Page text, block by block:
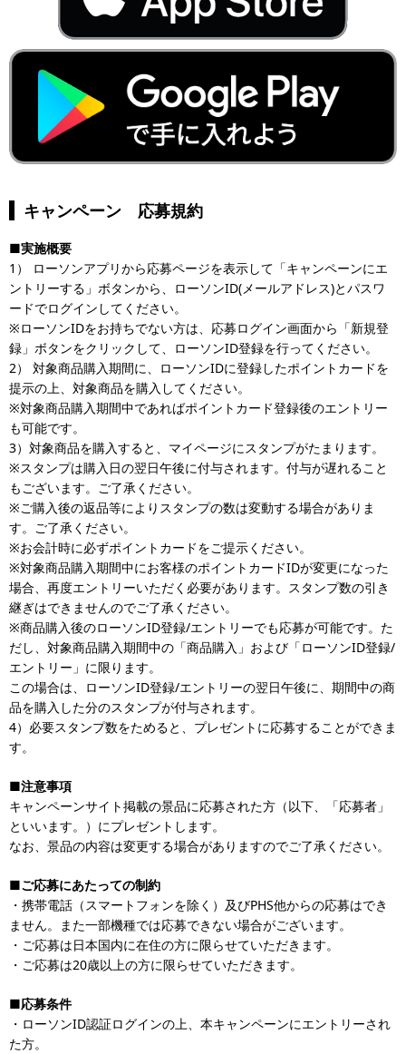
キャンペーン 応募規約
■実施概要
1） ローソンアプリから応募ページを表示して「キャンペーンにエ
ントリーする」ボタンから、ローソンID(メールアドレス)とパスワ
ードでログインしてください。
※ローソンIDをお持ちでない方は、応募ログイン画面から「新規登
録」ボタンをクリックして、ローソンID登録を行ってください。
2） 対象商品購入期間に、ローソンIDに登録したポイントカードを
提示の上、対象商品を購入してください。
※対象商品購入期間中であればポイントカード登録後のエントリー
も可能です。
3）対象商品を購入すると、マイページにスタンプがたまります。
※スタンプは購入日の翌日午後に付与されます。付与が遅れること
もございます。ご了承ください。
※ご購入後の返品等によりスタンプの数は変動する場合がありま
す。ご了承ください。
※お会計時に必ずポイントカードをご提示ください。
※対象商品購入期間中にお客様のポイントカードIDが変更になった
場合、再度エントリーいただく必要があります。スタンプ数の引き
継ぎはできませんのでご了承ください。
※商品購入後のローソンID登録/エントリーでも応募が可能です。た
だし、対象商品購入期間中の「商品購入」および「ローソンID登録/
エントリー」に限ります。
この場合は、ローソンID登録/エントリーの翌日午後に、期間中の商
品を購入した分のスタンプが付与されます。
4）必要スタンプ数をためると、プレゼントに応募することができま
す。
■注意事項
キャンペーンサイト掲載の景品に応募された方（以下、「応募者」
といいます。）にプレゼントします。
なお、景品の内容は変更する場合がありますのでご了承ください。
■ご応募にあたっての制約
・携帯電話（スマートフォンを除く）及びPHS他からの応募はでき
ません。また一部機種では応募できない場合がございます。
・ご応募は日本国内に在住の方に限らせていただきます。
・ご応募は20歳以上の方に限らせていただきます。
■応募条件
・ローソンID認証ログインの上、本キャンペーンにエントリーされ
た方。